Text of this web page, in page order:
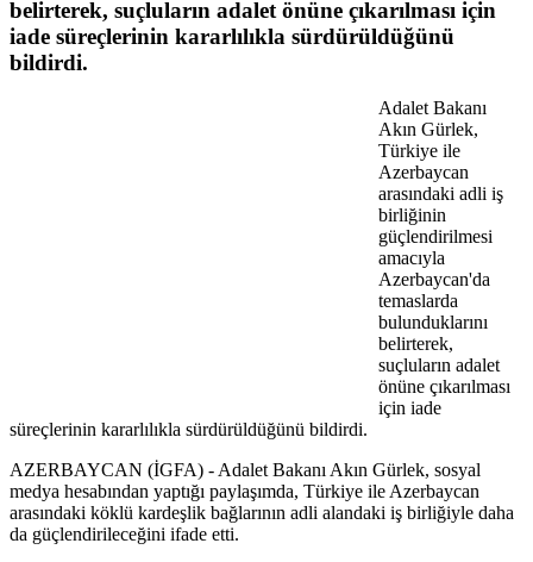
belirterek, suçluların adalet önüne çıkarılması için
iade süreçlerinin kararlılıkla sürdürüldüğünü
bildirdi.
Adalet Bakanı
Akın Gürlek,
Türkiye ile
Azerbaycan
arasındaki adli iş
birliğinin
güçlendirilmesi
amacıyla
Azerbaycan'da
temaslarda
bulunduklarını
belirterek,
suçluların adalet
önüne çıkarılması
için iade
süreçlerinin kararlılıkla sürdürüldüğünü bildirdi.
AZERBAYCAN (İGFA) - Adalet Bakanı Akın Gürlek, sosyal
medya hesabından yaptığı paylaşımda, Türkiye ile Azerbaycan
arasındaki köklü kardeşlik bağlarının adli alandaki iş birliğiyle daha
da güçlendirileceğini ifade etti.